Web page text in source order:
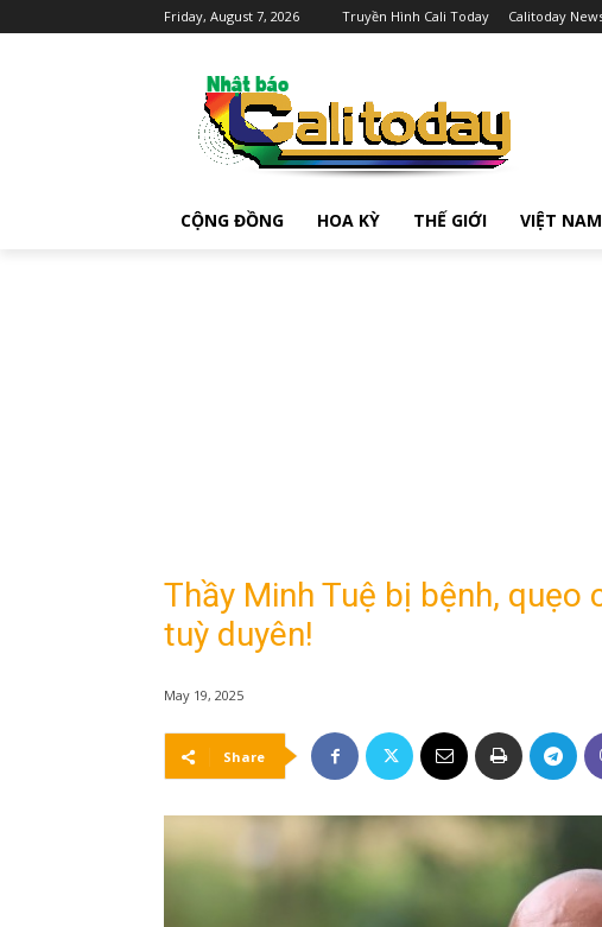
Friday, August 7, 2026 Truyền Hình Cali Today Calitoday
CỘNG ĐỒNG HOA KỲ THẾ GIỚI VIỆT NAM
Thầy Minh Tuệ bị bệnh,
tuỳ duyên!
May 19, 2025
Share